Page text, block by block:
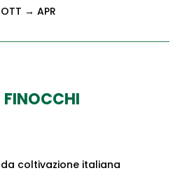
OTT → APR
FINOCCHI
da coltivazione italiana